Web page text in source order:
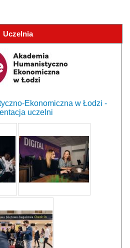
Uczelnia
Ekonomiczna w Łodzi -
uczelni